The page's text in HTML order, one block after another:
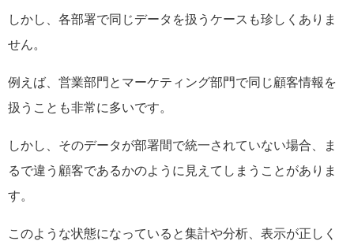
しかし、各部署で同じデータを扱うケースも珍しくありま
せん。
例えば、営業部門とマーケティング部門で同じ顧客情報を
扱うことも非常に多いです。
しかし、そのデータが部署間で統一されていない場合、ま
るで違う顧客であるかのように見えてしまうことがありま
す。
このような状態になっていると集計や分析、表示が正しく